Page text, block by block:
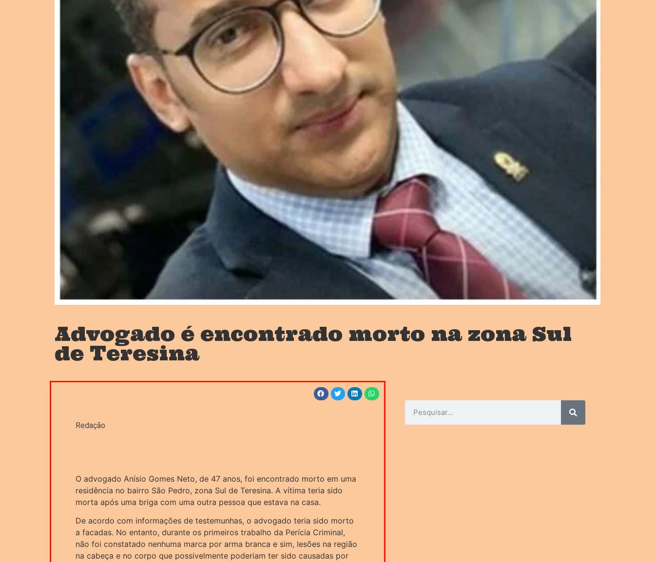
Advogado é encontrado morto na zona Sul
de Teresina
Redação
O advogado Anísio Gomes Neto, de 47 anos, foi encontrado morto em uma
residência no bairro São Pedro, zona Sul de Teresina. A vítima teria sido
morta após uma briga com uma outra pessoa que estava na casa.
De acordo com informações de testemunhas, o advogado teria sido morto
a facadas. No entanto, durante os primeiros trabalho da Perícia Criminal,
não foi constatado nenhuma marca por arma branca e sim, lesões na região
na cabeça e no corpo que possivelmente poderiam ter sido causadas por